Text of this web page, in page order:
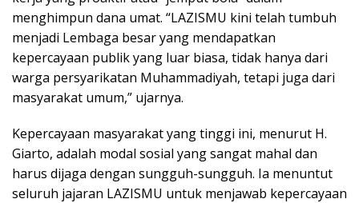
menghimpun dana umat. “LAZISMU kini telah tumbuh
menjadi Lembaga besar yang mendapatkan
kepercayaan publik yang luar biasa, tidak hanya dari
warga persyarikatan Muhammadiyah, tetapi juga dari
masyarakat umum,” ujarnya.
Kepercayaan masyarakat yang tinggi ini, menurut H.
Giarto, adalah modal sosial yang sangat mahal dan
harus dijaga dengan sungguh-sungguh. Ia menuntut
seluruh jajaran LAZISMU untuk menjawab kepercayaan